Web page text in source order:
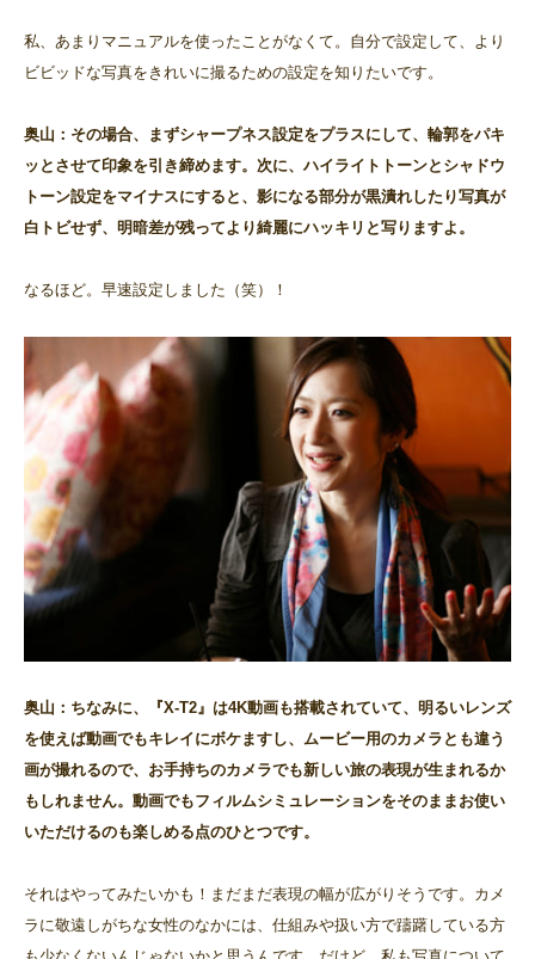
私、あまりマニュアルを使ったことがなくて。自分で設定して、より
ビビッドな写真をきれいに撮るための設定を知りたいです。
奥山：その場合、まずシャープネス設定をプラスにして、輪郭をパキ
ッとさせて印象を引き締めます。次に、ハイライトトーンとシャドウ
トーン設定をマイナスにすると、影になる部分が黒潰れしたり写真が
白トビせず、明暗差が残ってより綺麗にハッキリと写りますよ。
なるほど。早速設定しました（笑）！
奥山：ちなみに、『X-T2』は4K動画も搭載されていて、明るいレンズ
を使えば動画でもキレイにボケますし、ムービー用のカメラとも違う
画が撮れるので、お手持ちのカメラでも新しい旅の表現が生まれるか
もしれません。動画でもフィルムシミュレーションをそのままお使い
いただけるのも楽しめる点のひとつです。
それはやってみたいかも！まだまだ表現の幅が広がりそうです。カメ
ラに敬遠しがちな女性のなかには、仕組みや扱い方で躊躇している方